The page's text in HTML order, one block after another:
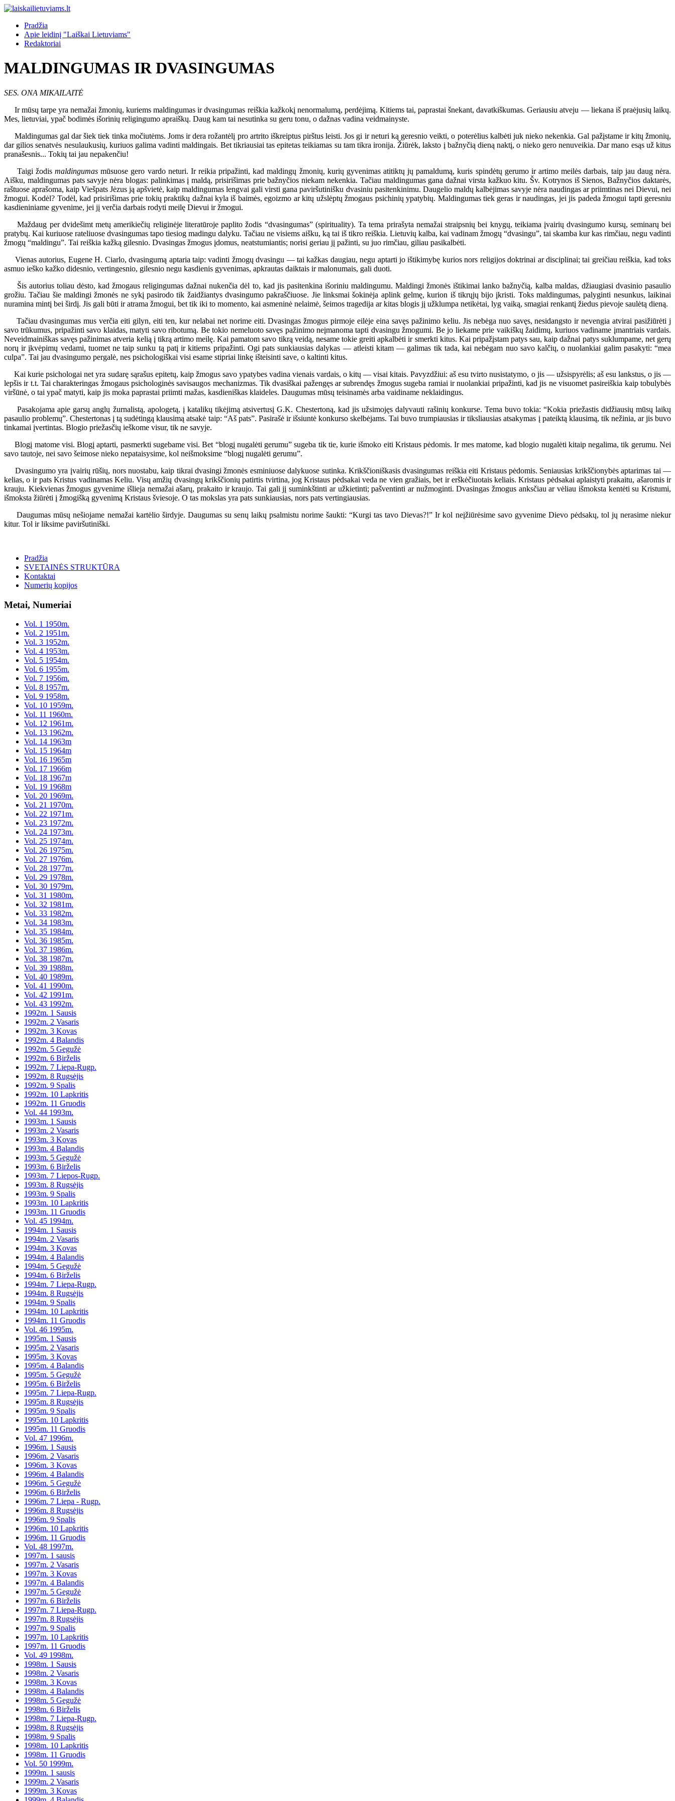
Pradžia
Apie leidinį "Laiškai Lietuviams"
Redaktoriai
MALDINGUMAS IR DVASINGUMAS
SES. ONA MIKAILAITĖ
Ir mūsų tarpe yra nemažai žmonių, kuriems maldingumas ir dvasingumas reiškia kažkokį nenormalumą, perdėjimą. Kitiems tai, paprastai šnekant, davatkiškumas. Geriausiu atveju — liekana iš praėjusių laikų.
Mes, lietuviai, ypač bodimės išorinių religingumo apraiškų. Daug kam tai nesutinka su geru tonu, o dažnas vadina veidmainyste.
Maldingumas gal dar šiek tiek tinka močiutėms. Joms ir dera rožantėlį pro artrito iškreiptus pirštus leisti. Jos gi ir neturi ką geresnio veikti, o poterėlius kalbėti juk nieko nekenkia. Gal pažįstame ir kitų žmonių,
dar gilios senatvės nesulaukusių, kuriuos galima vadinti maldingais. Bet tikriausiai tas epitetas teikiamas su tam tikra ironija. Žiūrėk, laksto į bažnyčią dieną naktį, o nieko gero nenuveikia. Dar mano esąs už kitus
pranašesnis... Tokių tai jau nepakenčiu!
Taigi žodismaldingumas mūsuose gero vardo neturi. Ir reikia pripažinti, kad maldingų žmonių, kurių gyvenimas atitiktų jų pamaldumą, kuris spindėtų gerumo ir artimo meilės darbais, taip jau daug nėra.
Aišku, maldingumas pats savyje nėra blogas: palinkimas į maldą, prisirišimas prie bažnyčios niekam nekenkia. Tačiau maldingumas gana dažnai virsta kažkuo kitu. Šv. Kotrynos iš Sienos, Bažnyčios daktarės,
raštuose aprašoma, kaip Viešpats Jėzus ją apšvietė, kaip maldingumas lengvai gali virsti gana paviršutinišku dvasiniu pasitenkinimu. Daugelio maldų kalbėjimas savyje nėra naudingas ar priimtinas nei Dievui, nei
žmogui. Kodėl? Todėl, kad prisirišimas prie tokių praktikų dažnai kyla iš baimės, egoizmo ar kitų užslėptų žmogaus psichinių ypatybių. Maldingumas tiek geras ir naudingas, jei jis padeda žmogui tapti geresniu
kasdieniniame gyvenime, jei jį verčia darbais rodyti meilę Dievui ir žmogui.
Maždaug per dvidešimt metų amerikiečių religinėje literatūroje paplito žodis “dvasingumas” (spirituality). Ta tema prirašyta nemažai straipsnių bei knygų, teikiama įvairių dvasingumo kursų, seminarų bei
pratybų. Kai kuriuose rateliuose dvasingumas tapo tiesiog madingu dalyku. Tačiau ne visiems aišku, ką tai iš tikro reiškia. Lietuvių kalba, kai vadinam žmogų “dvasingu”, tai skamba kur kas rimčiau, negu vadinti
žmogų “maldingu”. Tai reiškia kažką gilesnio. Dvasingas žmogus įdomus, neatstumiantis; norisi geriau jį pažinti, su juo rimčiau, giliau pasikalbėti.
Vienas autorius, Eugene H. Ciarlo, dvasingumą aptaria taip: vadinti žmogų dvasingu — tai kažkas daugiau, negu aptarti jo ištikimybę kurios nors religijos doktrinai ar disciplinai; tai greičiau reiškia, kad toks
asmuo ieško kažko didesnio, vertingesnio, gilesnio negu kasdienis gyvenimas, apkrautas daiktais ir malonumais, gali duoti.
Šis autorius toliau dėsto, kad žmogaus religingumas dažnai nukenčia dėl to, kad jis pasitenkina išoriniu maldingumu. Maldingi žmonės ištikimai lanko bažnyčią, kalba maldas, džiaugiasi dvasinio pasaulio
grožiu. Tačiau šie maldingi žmonės ne sykį pasirodo tik žaidžiantys dvasingumo pakraščiuose. Jie linksmai šokinėja aplink gelmę, kurion iš tikrųjų bijo įkristi. Toks maldingumas, palyginti nesunkus, laikinai
nuramina mintį bei širdį. Jis gali būti ir atrama žmogui, bet tik iki to momento, kai asmeninė nelaimė, šeimos tragedija ar kitas blogis jį užklumpa netikėtai, lyg vaiką, smagiai renkantį žiedus pievoje saulėtą dieną.
Tačiau dvasingumas mus verčia eiti gilyn, eiti ten, kur nelabai net norime eiti. Dvasingas žmogus pirmoje eilėje eina savęs pažinimo keliu. Jis nebėga nuo savęs, nesidangsto ir nevengia atvirai pasižiūrėti j
savo trūkumus, pripažinti savo klaidas, matyti savo ribotumą. Be tokio nemeluoto savęs pažinimo neįmanoma tapti dvasingu žmogumi. Be jo liekame prie vaikiškų žaidimų, kuriuos vadiname įmantriais vardais.
Neveidmainiškas savęs pažinimas atveria kelią į tikrą artimo meilę. Kai pamatom savo tikrą veidą, nesame tokie greiti apkalbėti ir smerkti kitus. Kai pripažįstam patys sau, kaip dažnai patys suklumpame, net gerų
norų ir įkvėpimų vedami, tuomet ne taip sunku tą patį ir kitiems pripažinti. Ogi pats sunkiausias dalykas — atleisti kitam — galimas tik tada, kai nebėgam nuo savo kalčių, o nuolankiai galim pasakyti: “mea
culpa”. Tai jau dvasingumo pergalė, nes psichologiškai visi esame stipriai linkę išteisinti save, o kaltinti kitus.
Kai kurie psichologai net yra sudarę sąrašus epitetų, kaip žmogus savo ypatybes vadina vienais vardais, o kitų — visai kitais. Pavyzdžiui: aš esu tvirto nusistatymo, o jis — užsispyrėlis; aš esu lankstus, o jis —
lepšis ir t.t. Tai charakteringas žmogaus psichologinės savisaugos mechanizmas. Tik dvasiškai pažengęs ar subrendęs žmogus sugeba ramiai ir nuolankiai pripažinti, kad jis ne visuomet pasireiškia kaip tobulybės
viršūnė, o tai ypač matyti, kaip jis moka paprastai priimti mažas, kasdieniškas klaideles. Daugumas mūsų teisinamės arba vaidiname neklaidingus.
Pasakojama apie garsų anglų žurnalistą, apologetą, į katalikų tikėjimą atsivertusį G.K. Chestertoną, kad jis užsimojęs dalyvauti rašinių konkurse. Tema buvo tokia: “Kokia priežastis didžiausių mūsų laikų
pasaulio problemų”. Chestertonas į tą sudėtingą klausimą atsakė taip: “Aš pats”. Pasirašė ir išsiuntė konkurso skelbėjams. Tai buvo trumpiausias ir tiksliausias atsakymas į pateiktą klausimą, tik nežinia, ar jis buvo
tinkamai įvertintas. Blogio priežasčių ieškome visur, tik ne savyje.
Blogį matome visi. Blogį aptarti, pasmerkti sugebame visi. Bet “blogį nugalėti gerumu” sugeba tik tie, kurie išmoko eiti Kristaus pėdomis. Ir mes matome, kad blogio nugalėti kitaip negalima, tik gerumu. Nei
savo tautoje, nei savo šeimose nieko nepataisysime, kol neišmoksime “blogį nugalėti gerumu”.
Dvasingumo yra įvairių rūšių, nors nuostabu, kaip tikrai dvasingi žmonės esminiuose dalykuose sutinka. Krikščioniškasis dvasingumas reiškia eiti Kristaus pėdomis. Seniausias krikščionybės aptarimas tai —
kelias, o ir pats Kristus vadinamas Keliu. Visų amžių dvasingų krikščionių patirtis tvirtina, jog Kristaus pėdsakai veda ne vien gražiais, bet ir erškėčiuotais keliais. Kristaus pėdsakai aplaistyti prakaitu, ašaromis ir
krauju. Kiekvienas žmogus gyvenime išlieja nemažai ašarų, prakaito ir kraujo. Tai gali jį suminkštinti ar užkietinti; pašventinti ar nužmoginti. Dvasingas žmogus anksčiau ar vėliau išmoksta kentėti su Kristumi,
išmoksta žiūrėti į žmogišką gyvenimą Kristaus šviesoje. O tas mokslas yra pats sunkiausias, nors pats vertingiausias.
Daugumas mūsų nešiojame nemažai kartėlio širdyje. Daugumas su senų laikų psalmistu norime šaukti: “Kurgi tas tavo Dievas?!” Ir kol neįžiūrėsime savo gyvenime Dievo pėdsakų, tol jų nerasime niekur
kitur. Tol ir liksime paviršutiniški.
Pradžia
SVETAINĖS STRUKTŪRA
Kontaktai
Numerių kopijos
Metai, Numeriai
Vol. 1 1950m.
Vol. 2 1951m.
Vol. 3 1952m.
Vol. 4 1953m.
Vol. 5 1954m.
Vol. 6 1955m.
Vol. 7 1956m.
Vol. 8 1957m.
Vol. 9 1958m.
Vol. 10 1959m.
Vol. 11 1960m.
Vol. 12 1961m.
Vol. 13 1962m.
Vol. 14 1963m
Vol. 15 1964m
Vol. 16 1965m
Vol. 17 1966m
Vol. 18 1967m
Vol. 19 1968m
Vol. 20 1969m.
Vol. 21 1970m.
Vol. 22 1971m.
Vol. 23 1972m.
Vol. 24 1973m.
Vol. 25 1974m.
Vol. 26 1975m.
Vol. 27 1976m.
Vol. 28 1977m.
Vol. 29 1978m.
Vol. 30 1979m.
Vol. 31 1980m.
Vol. 32 1981m.
Vol. 33 1982m.
Vol. 34 1983m.
Vol. 35 1984m.
Vol. 36 1985m.
Vol. 37 1986m.
Vol. 38 1987m.
Vol. 39 1988m.
Vol. 40 1989m.
Vol. 41 1990m.
Vol. 42 1991m.
Vol. 43 1992m.
1992m. 1 Sausis
1992m. 2 Vasaris
1992m. 3 Kovas
1992m. 4 Balandis
1992m. 5 Gegužė
1992m. 6 Birželis
1992m. 7 Liepa-Rugp.
1992m. 8 Rugsėjis
1992m. 9 Spalis
1992m. 10 Lapkritis
1992m. 11 Gruodis
Vol. 44 1993m.
1993m. 1 Sausis
1993m. 2 Vasaris
1993m. 3 Kovas
1993m. 4 Balandis
1993m. 5 Gegužė
1993m. 6 Birželis
1993m. 7 Liepos-Rugp.
1993m. 8 Rugsėjis
1993m. 9 Spalis
1993m. 10 Lapkritis
1993m. 11 Gruodis
Vol. 45 1994m.
1994m. 1 Sausis
1994m. 2 Vasaris
1994m. 3 Kovas
1994m. 4 Balandis
1994m. 5 Gegužė
1994m. 6 Birželis
1994m. 7 Liepa-Rugp.
1994m. 8 Rugsėjis
1994m. 9 Spalis
1994m. 10 Lapkritis
1994m. 11 Gruodis
Vol. 46 1995m.
1995m. 1 Sausis
1995m. 2 Vasaris
1995m. 3 Kovas
1995m. 4 Balandis
1995m. 5 Gegužė
1995m. 6 Birželis
1995m. 7 Liepa-Rugp.
1995m. 8 Rugsėjis
1995m. 9 Spalis
1995m. 10 Lapkritis
1995m. 11 Gruodis
Vol. 47 1996m.
1996m. 1 Sausis
1996m. 2 Vasaris
1996m. 3 Kovas
1996m. 4 Balandis
1996m. 5 Gegužė
1996m. 6 Birželis
1996m. 7 Liepa - Rugp.
1996m. 8 Rugsėjis
1996m. 9 Spalis
1996m. 10 Lapkritis
1996m. 11 Gruodis
Vol. 48 1997m.
1997m. 1 sausis
1997m. 2 Vasaris
1997m. 3 Kovas
1997m. 4 Balandis
1997m. 5 Gegužė
1997m. 6 Birželis
1997m. 7 Liepa-Rugp.
1997m. 8 Rugsėjis
1997m. 9 Spalis
1997m. 10 Lapkritis
1997m. 11 Gruodis
Vol. 49 1998m.
1998m. 1 Sausis
1998m. 2 Vasaris
1998m. 3 Kovas
1998m. 4 Balandis
1998m. 5 Gegužė
1998m. 6 Birželis
1998m. 7 Liepa-Rugp.
1998m. 8 Rugsėjis
1998m. 9 Spalis
1998m. 10 Lapkritis
1998m. 11 Gruodis
Vol. 50 1999m.
1999m. 1 sausis
1999m. 2 Vasaris
1999m. 3 Kovas